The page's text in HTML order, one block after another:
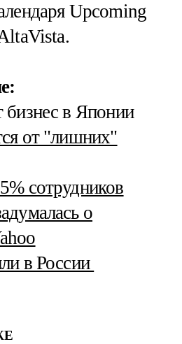
Upcoming
бизнес в Японии
от "лишних"
сотрудников
о
в России